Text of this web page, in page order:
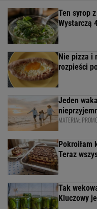
Ten syrop
Wystarczą
Nie pizza i
rozpieści
Jeden
MATERIAŁ
Teraz
Tak
Kluczowy